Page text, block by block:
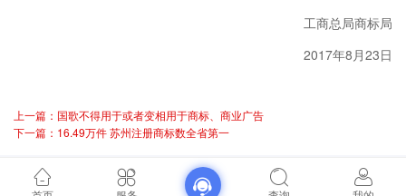
工商总局商标局
2017年8月23日
上一篇：国歌不得用于或者变相用于商标、商业广告
下一篇：16.49万件 苏州注册商标数全省第一